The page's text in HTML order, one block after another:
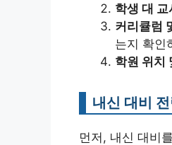
학생 대 교
커리큘럼
는지 확인
학원 위치
내신 대비
먼저, 내신 대비